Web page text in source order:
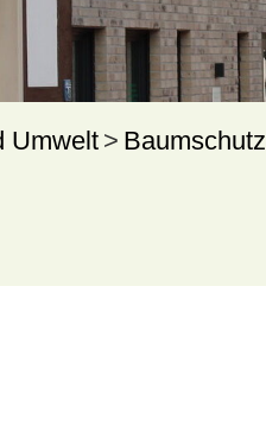
Umwelt Baumschutz